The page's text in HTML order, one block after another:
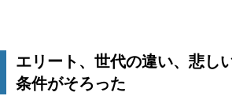
エリート、世代の違い、悲し
条件がそろった